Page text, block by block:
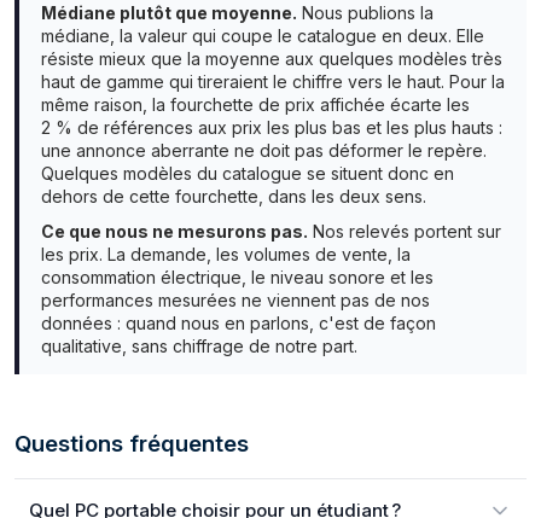
Médiane plutôt que moyenne. Nous publions la
médiane, la valeur qui coupe le catalogue en deux. Elle
résiste mieux que la moyenne aux quelques modèles très
haut de gamme qui tireraient le chiffre vers le haut. Pour la
même raison, la fourchette de prix affichée écarte les
2 % de références aux prix les plus bas et les plus hauts :
une annonce aberrante ne doit pas déformer le repère.
Quelques modèles du catalogue se situent donc en
dehors de cette fourchette, dans les deux sens.
Ce que nous ne mesurons pas. Nos relevés portent sur
les prix. La demande, les volumes de vente, la
consommation électrique, le niveau sonore et les
performances mesurées ne viennent pas de nos
données : quand nous en parlons, c'est de façon
qualitative, sans chiffrage de notre part.
Questions fréquentes
Quel PC portable choisir pour un étudiant ?